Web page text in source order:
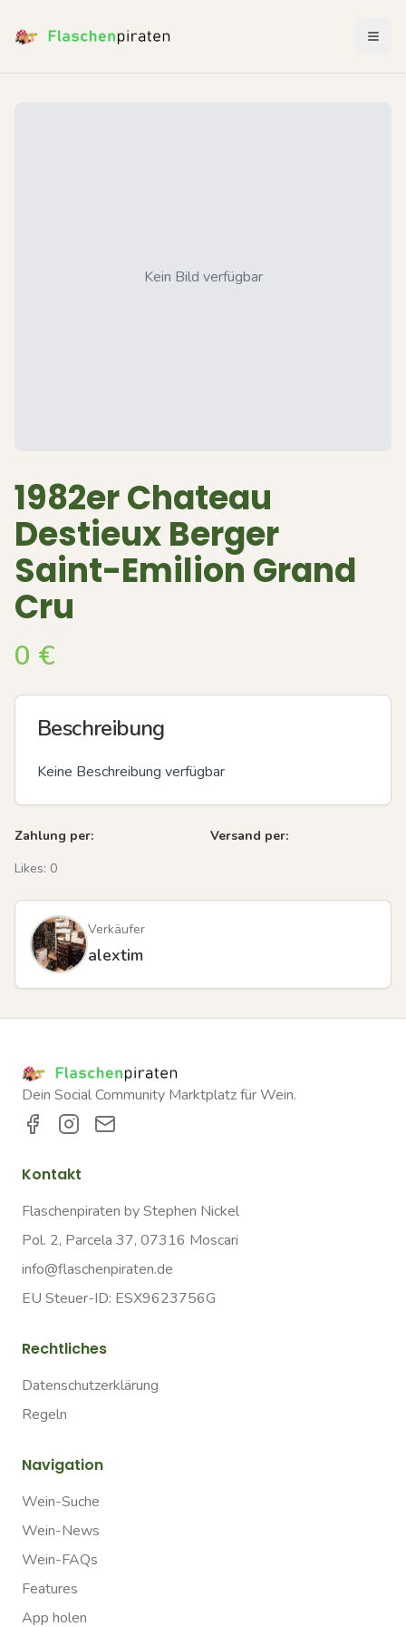
Kein Bild verfügbar
1982er Chateau
Destieux Berger
Saint-Emilion Grand
Cru
0 €
Beschreibung
Keine Beschreibung verfügbar
Zahlung per:
Versand per:
Likes: 0
Verkäufer
alextim
Dein Social Community Marktplatz für Wein.
Kontakt
Flaschenpiraten by Stephen Nickel
Pol. 2, Parcela 37, 07316 Moscari
info@flaschenpiraten.de
EU Steuer-ID: ESX9623756G
Rechtliches
Datenschutzerklärung
Regeln
Navigation
Wein-Suche
Wein-News
Wein-FAQs
Features
App holen